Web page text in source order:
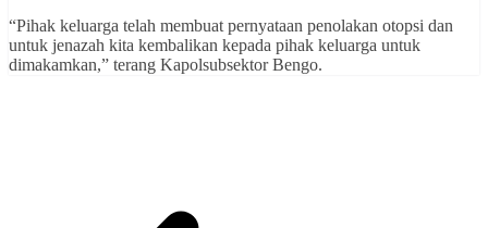
“Pihak keluarga telah membuat pernyataan penolakan otopsi dan
untuk jenazah kita kembalikan kepada pihak keluarga untuk
dimakamkan,” terang Kapolsubsektor Bengo.